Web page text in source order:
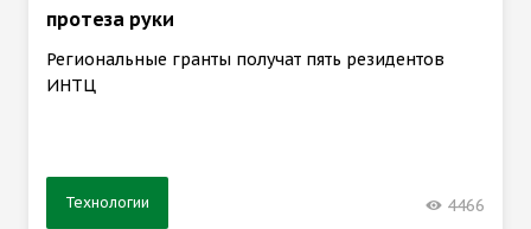
протеза руки
Региональные гранты получат пять резидентов
ИНТЦ
Технологии 4466